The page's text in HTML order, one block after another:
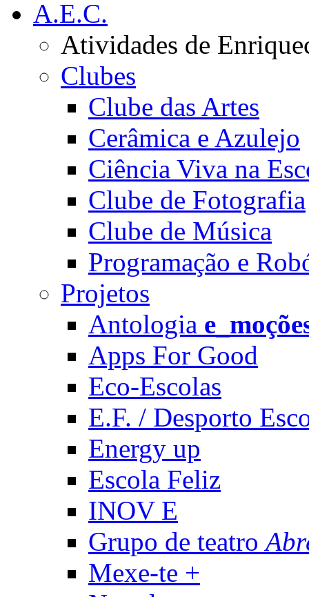
A.E.C.
Atividades de
Clubes
Clube das Artes
Cerâmica e Azulejo
Ciência Viva na
Clube de Fotografia
Clube de Música
Programação e
Projetos
Antologia
Apps For Good
Eco-Escolas
E.F. / Desporto
Energy up
Escola Feliz
INOV E
Grupo de teatro
Mexe-te +